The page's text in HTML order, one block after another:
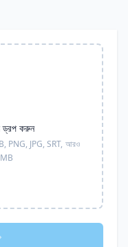
ড্রপ করুন
PNG, JPG, SRT, আরও
MB